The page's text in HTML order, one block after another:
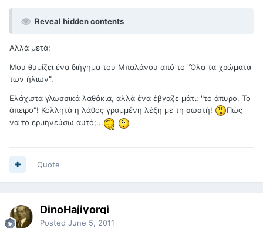
Reveal hidden contents
Αλλά μετά;
Μου θυμίζει ένα διήγημα του Μπαλάνου από το "Όλα τα χρώματα
των ήλιων".
Ελάχιστα γλωσσικά λαθάκια, αλλά ένα έβγαζε μάτι: "το άπυρο. Το
άπειρο"! Κολλητά η λάθος γραμμένη λέξη με τη σωστή!
Πώς
να το ερμηνεύσω αυτό;...
Quote
DinoHajiyorgi
Posted June 5, 2011